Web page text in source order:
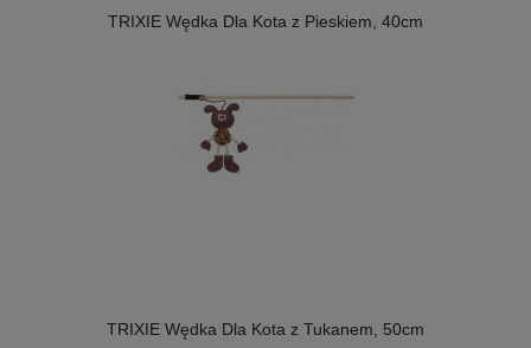
TRIXIE Wędka Dla Kota z Pieskiem, 40cm
TRIXIE Wędka Dla Kota z Tukanem, 50cm